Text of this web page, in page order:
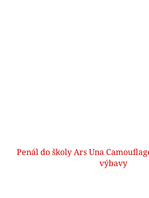
Penál do školy Ars Una
výbavy